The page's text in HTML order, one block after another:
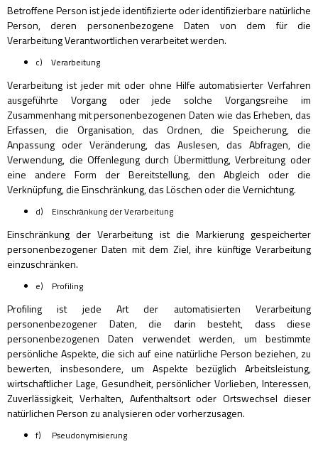
Betroffene Person ist jede identifizierte oder identifizierbare natürliche
Person, deren personenbezogene Daten von dem für die
Verarbeitung Verantwortlichen verarbeitet werden.
c) Verarbeitung
Verarbeitung ist jeder mit oder ohne Hilfe automatisierter Verfahren
ausgeführte Vorgang oder jede solche Vorgangsreihe im
Zusammenhang mit personenbezogenen Daten wie das Erheben, das
Erfassen, die Organisation, das Ordnen, die Speicherung, die
Anpassung oder Veränderung, das Auslesen, das Abfragen, die
Verwendung, die Offenlegung durch Übermittlung, Verbreitung oder
eine andere Form der Bereitstellung, den Abgleich oder die
Verknüpfung, die Einschränkung, das Löschen oder die Vernichtung.
d) Einschränkung der Verarbeitung
Einschränkung der Verarbeitung ist die Markierung gespeicherter
personenbezogener Daten mit dem Ziel, ihre künftige Verarbeitung
einzuschränken.
e) Profiling
Profiling ist jede Art der automatisierten Verarbeitung
personenbezogener Daten, die darin besteht, dass diese
personenbezogenen Daten verwendet werden, um bestimmte
persönliche Aspekte, die sich auf eine natürliche Person beziehen, zu
bewerten, insbesondere, um Aspekte bezüglich Arbeitsleistung,
wirtschaftlicher Lage, Gesundheit, persönlicher Vorlieben, Interessen,
Zuverlässigkeit, Verhalten, Aufenthaltsort oder Ortswechsel dieser
natürlichen Person zu analysieren oder vorherzusagen.
f) Pseudonymisierung